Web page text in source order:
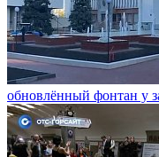
обновлённый фонтан у